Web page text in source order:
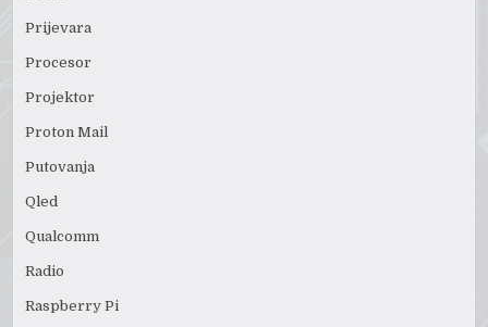
Prijevara
Procesor
Projektor
Proton Mail
Putovanja
Qled
Qualcomm
Radio
Raspberry Pi